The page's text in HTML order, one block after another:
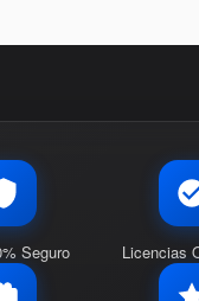
Seguro Licencias